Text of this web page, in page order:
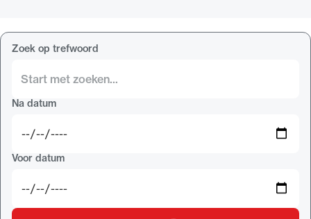
Zoek op trefwoord
Na datum
Voor datum
Uitgelicht